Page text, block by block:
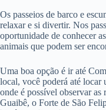
Os passeios de barco e
relaxar e si divertir. Nos
oportunidade de conhecer
animais que podem ser
Uma boa opção é ir até
local, você poderá até locar
onde é possível observar
Guaibê, o Forte de São